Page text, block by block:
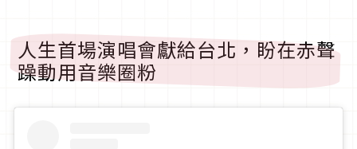
人生首場演唱會獻給台北，盼在赤聲
躁動用音樂圈粉